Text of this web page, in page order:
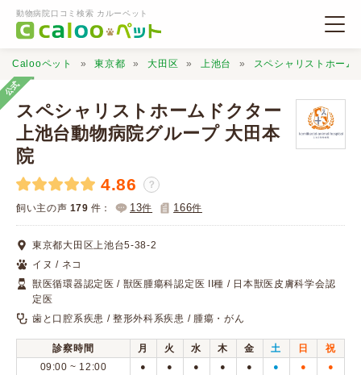
動物病院口コミ検索 カルーペット
動物病院検索
口コミ検索
Calooペットとは？
口コミ投稿
Calooペット 東京都 大田区 上池台 スペシャリストホーム
公式
スペシャリストホームドクター
上池台動物病院グループ 大田本
院
4.86 ？
飼い主の声 179 件： 13件 166件
東京都大田区上池台5-38-2
イヌ / ネコ
獣医循環器認定医 / 獣医腫瘍科認定医 II種 / 日本獣医皮膚科学会認
定医
歯と口腔系疾患 / 整形外科系疾患 / 腫瘍・がん
診察時間 月 火 水 木 金 土 日
祝
09:00 ~ 12:00
● ● ● ● ● ● ● ●